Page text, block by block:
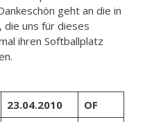
geht an die in
die uns für dieses
ihren Softballplatz
23.04.2010
OF